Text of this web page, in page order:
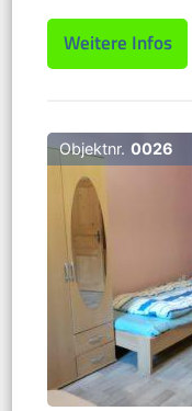
Weitere Infos
Objektnr. 0026